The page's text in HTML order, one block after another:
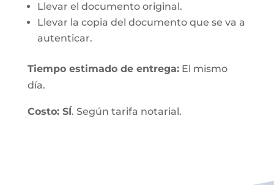
Llevar el documento original.
Llevar la copia del documento que se va a
autenticar.
Tiempo estimado de entrega:El mismo
día.
Costo: SÍ. Según tarifa notarial.